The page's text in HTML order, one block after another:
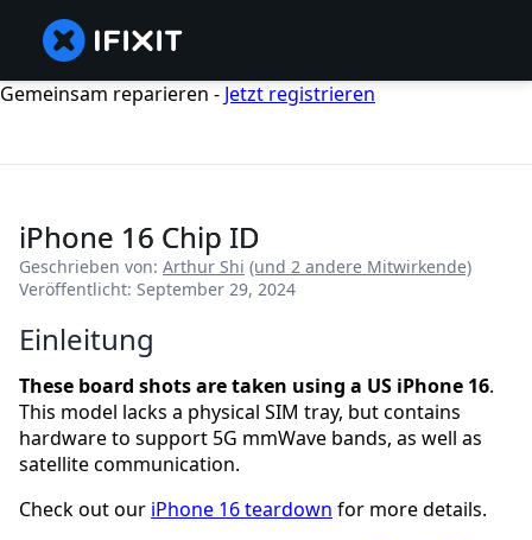
Gemeinsam reparieren - Jetzt registrieren
iPhone 16 Chip ID
Geschrieben von: Arthur Shi (und 2 andere Mitwirkende)
Veröffentlicht: September 29, 2024
Einleitung
These board shots are taken using a US iPhone 16.
This model lacks a physical SIM tray, but contains
hardware to support 5G mmWave bands, as well as
satellite communication.
Check out our iPhone 16 teardown for more details.